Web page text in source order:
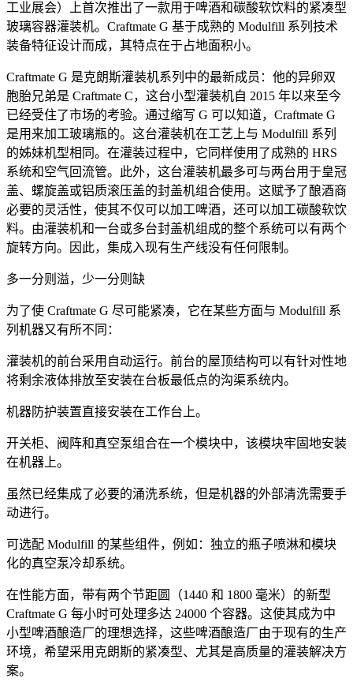
工业展会）上首次推出了一款用于啤酒和碳酸软饮料的紧凑型
玻璃容器灌装机。Craftmate G 基于成熟的 Modulfill 系列技术
装备特征设计而成，其特点在于占地面积小。
Craftmate G 是克朗斯灌装机系列中的最新成员：他的异卵双
胞胎兄弟是 Craftmate C，这台小型灌装机自 2015 年以来至今
已经受住了市场的考验。通过缩写 G 可以知道，Craftmate G
是用来加工玻璃瓶的。这台灌装机在工艺上与 Modulfill 系列
的姊妹机型相同。在灌装过程中，它同样使用了成熟的 HRS
系统和空气回流管。此外，这台灌装机最多可与两台用于皇冠
盖、螺旋盖或铝质滚压盖的封盖机组合使用。这赋予了酿酒商
必要的灵活性，使其不仅可以加工啤酒，还可以加工碳酸软饮
料。由灌装机和一台或多台封盖机组成的整个系统可以有两个
旋转方向。因此，集成入现有生产线没有任何限制。
多一分则溢，少一分则缺
为了使 Craftmate G 尽可能紧凑，它在某些方面与 Modulfill 系
列机器又有所不同：
灌装机的前台采用自动运行。前台的屋顶结构可以有针对性地
将剩余液体排放至安装在台板最低点的沟渠系统内。
机器防护装置直接安装在工作台上。
开关柜、阀阵和真空泵组合在一个模块中，该模块牢固地安装
在机器上。
虽然已经集成了必要的涌洗系统，但是机器的外部清洗需要手
动进行。
可选配 Modulfill 的某些组件，例如：独立的瓶子喷淋和模块
化的真空泵冷却系统。
在性能方面，带有两个节距圆（1440 和 1800 毫米）的新型
Craftmate G 每小时可处理多达 24000 个容器。这使其成为中
小型啤酒酿造厂的理想选择，这些啤酒酿造厂由于现有的生产
环境，希望采用克朗斯的紧凑型、尤其是高质量的灌装解决方
案。